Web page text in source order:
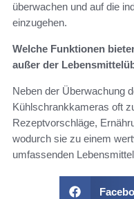
überwachen und auf die
einzugehen.
Welche Funktionen
außer der
Neben der Überwachung
Kühlschrankkameras oft
Rezeptvorschläge,
wodurch sie zu einem
umfassenden